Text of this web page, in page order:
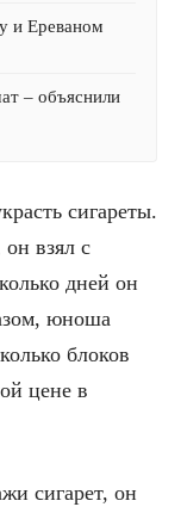
и Ереваном
– объяснили
сигареты.
взял с
дней он
юноша
блоков
цене в
сигарет, он